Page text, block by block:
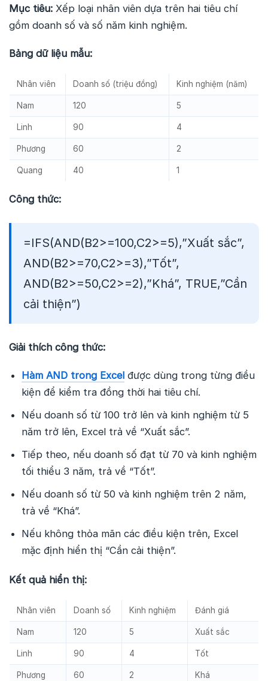
Mục tiêu: Xếp loại nhân viên dựa trên hai tiêu chí
gồm doanh số và số năm kinh nghiệm.
Bảng dữ liệu mẫu:
Nhân viên Doanh số (triệu đồng) Kinh nghiệm (năm)
Nam 120 5
Linh 90 4
Phương 60 2
Quang 40 1
Công thức:
=IFS(AND(B2>=100,C2>=5),”Xuất sắc”,
AND(B2>=70,C2>=3),”Tốt”,
AND(B2>=50,C2>=2),”Khá”, TRUE,”Cần
cải thiện”)
Giải thích công thức:
Hàm AND trong Excel được dùng trong từng điều
kiện để kiểm tra đồng thời hai tiêu chí.
Nếu doanh số từ 100 trở lên và kinh nghiệm từ 5
năm trở lên, Excel trả về “Xuất sắc”.
Tiếp theo, nếu doanh số đạt từ 70 và kinh nghiệm
tối thiểu 3 năm, trả về “Tốt”.
Nếu doanh số từ 50 và kinh nghiệm trên 2 năm,
trả về “Khá”.
Nếu không thỏa mãn các điều kiện trên, Excel
mặc định hiển thị “Cần cải thiện”.
Kết quả hiển thị:
Nhân viên Doanh số Kinh nghiệm Đánh giá
Nam 120 5 Xuất sắc
Linh 90 4 Tốt
Phương 60 2 Khá